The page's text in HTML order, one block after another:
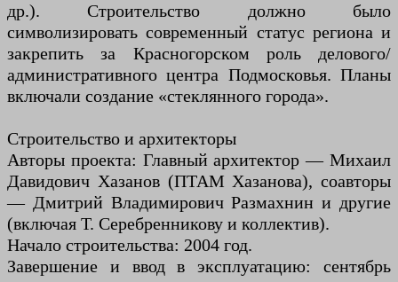
др.). Строительство должно было
символизировать современный статус региона и
закрепить за Красногорском роль делового/
административного центра Подмосковья. Планы
включали создание «стеклянного города».
Строительство и архитекторы
Авторы проекта: Главный архитектор — Михаил
Давидович Хазанов (ПТАМ Хазанова), соавторы
— Дмитрий Владимирович Размахнин и другие
(включая Т. Серебренникову и коллектив).
Начало строительства: 2004 год.
Завершение и ввод в эксплуатацию: сентябрь